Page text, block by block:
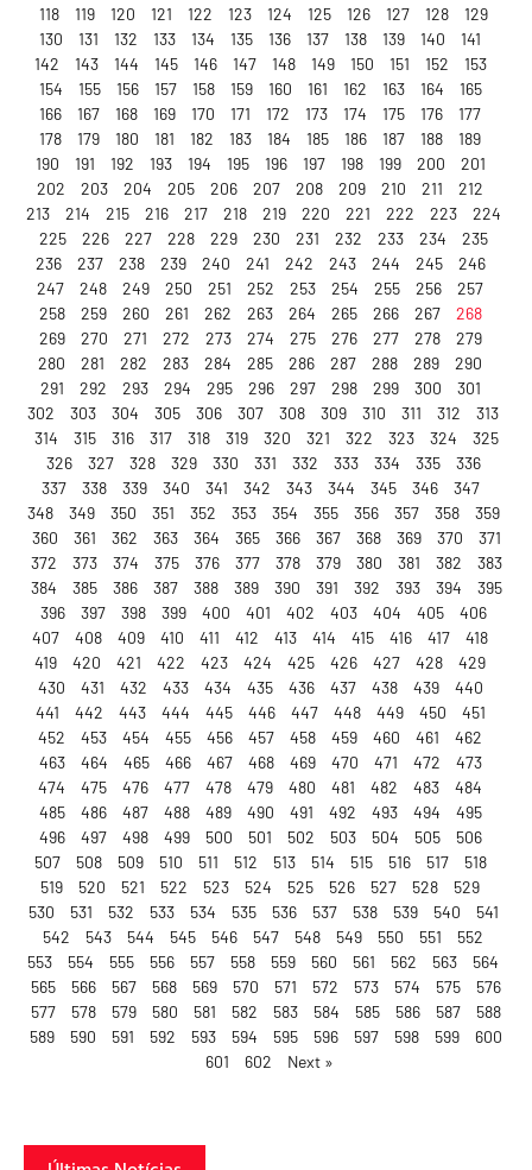
118
119 120 121 122 123 124 125 126 127 128
129
130
131 132 133 134 135 136 137 138 139 140
141
142
143 144 145 146 147 148 149 150 151 152
153
154
155 156 157 158 159 160 161 162 163 164
165
166
167 168 169 170 171 172 173 174 175 176
177
178
179 180 181 182 183 184 185 186 187 188
189
190
191 192 193 194 195 196 197 198 199 200
201
202
203 204 205 206 207 208 209 210 211
212
213
214 215 216 217 218 219 220 221 222 223
224
225
226 227 228 229 230 231 232 233 234
235
236
237 238 239 240 241 242 243 244 245
246
247
248 249 250 251 252 253 254 255 256
257
258
259 260 261 262 263 264 265 266 267
268
269
270 271 272 273 274 275 276 277 278
279
280
281 282 283 284 285 286 287 288 289
290
291
292 293 294 295 296 297 298 299 300
301
302
303 304 305 306 307 308 309 310 311 312
313
314
315 316 317 318 319 320 321 322 323 324
325
326
327 328 329 330 331 332 333 334 335
336
337
338 339 340 341 342 343 344 345 346
347
348
349 350 351 352 353 354 355 356 357 358
359
360
361 362 363 364 365 366 367 368 369 370
371
372
373 374 375 376 377 378 379 380 381 382
383
384
385 386 387 388 389 390 391 392 393 394
395
396
397 398 399 400 401 402 403 404 405
406
407
408 409 410 411 412 413 414 415 416 417
418
419
420 421 422 423 424 425 426 427 428
429
430
431 432 433 434 435 436 437 438 439
440
441
442 443 444 445 446 447 448 449 450
451
452
453 454 455 456 457 458 459 460 461
462
463
464 465 466 467 468 469 470 471 472
473
474
475 476 477 478 479 480 481 482 483
484
485
486 487 488 489 490 491 492 493 494
495
496
497 498 499 500 501 502 503 504 505
506
507
508 509 510 511 512 513 514 515 516 517
518
519
520 521 522 523 524 525 526 527 528
529
530
531 532 533 534 535 536 537 538 539 540
541
542
543 544 545 546 547 548 549 550 551
552
553
554 555 556 557 558 559 560 561 562 563
564
565
566 567 568 569 570 571 572 573 574 575
576
577
578 579 580 581 582 583 584 585 586 587
588
589
590 591 592 593 594 595 596 597 598 599
600
601
602 Next »